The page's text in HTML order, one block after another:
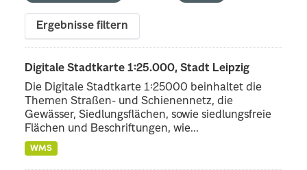
Ergebnisse filtern
Digitale Stadtkarte 1:25.000, Stadt Leipzig
Die Digitale Stadtkarte 1:25000 beinhaltet die
Themen Straßen- und Schienennetz, die
Gewässer, Siedlungsflächen, sowie siedlungsfreie
Flächen und Beschriftungen, wie...
WMS